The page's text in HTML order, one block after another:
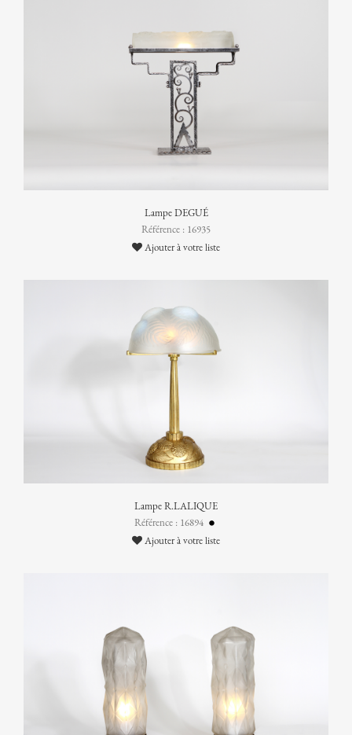
Lampe DEGUÉ
Référence : 16935
Ajouter à votre liste
Lampe R.LALIQUE
Référence : 16894
Ajouter à votre liste